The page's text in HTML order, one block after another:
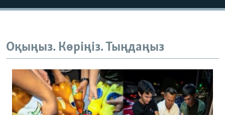
Оқыңыз. Көріңіз. Тыңдаңыз